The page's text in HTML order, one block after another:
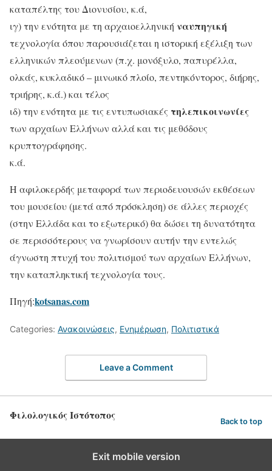
καταπέλτης του Διονυσίου, κ.ά,
ιγ) την ενότητα με τη αρχαιοελληνική ναυπηγική
τεχνολογία όπου παρουσιάζεται η ιστορική εξέλιξη των
ελληνικών πλεούμενων (π.χ. μονόξυλο, παπυρέλλα,
ολκάς, κυκλαδικό – μινωικό πλοίο, πεντηκόντορος, διήρης,
τριήρης, κ.ά.) και τέλος
ιδ) την ενότητα με τις εντυπωσιακές τηλεπικοινωνίες
των αρχαίων Ελλήνων αλλά και τις μεθόδους
κρυπτογράφησης.
κ.ά.
Η αφιλοκερδής μεταφορά των περιοδευουσών εκθέσεων
του μουσείου (μετά από πρόσκληση) σε άλλες περιοχές
(στην Ελλάδα και το εξωτερικό) θα δώσει τη δυνατότητα
σε περισσότερους να γνωρίσουν αυτήν την εντελώς
άγνωστη πτυχή του πολιτισμού των αρχαίων Ελλήνων,
την καταπληκτική τεχνολογία τους.
Πηγή:kotsanas.com
Categories: Ανακοινώσεις, Ενημέρωση, Πολιτιστικά
Leave a Comment
Φιλολογικός Ιστότοπος Back to top
Exit mobile version